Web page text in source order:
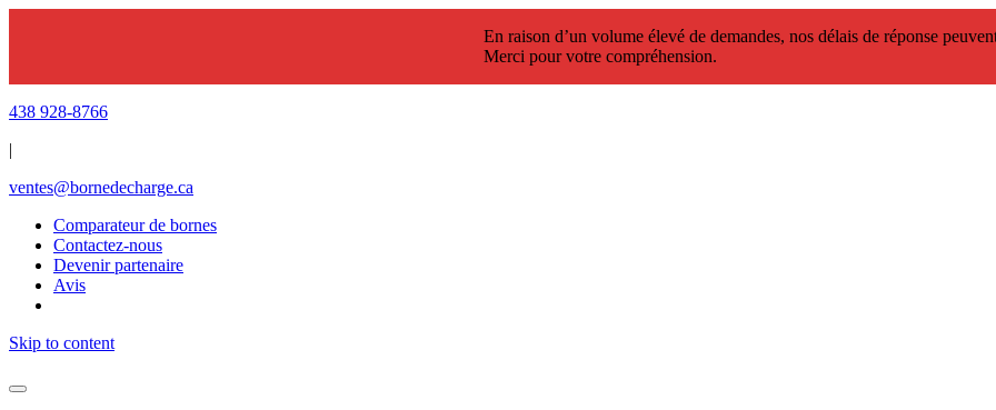
En raison d’un volume élevé de demandes, nos délais de réponse
Merci pour votre compréhension.
438 928-8766
|
ventes@bornedecharge.ca
Comparateur de bornes
Contactez-nous
Devenir partenaire
Avis
Skip to content